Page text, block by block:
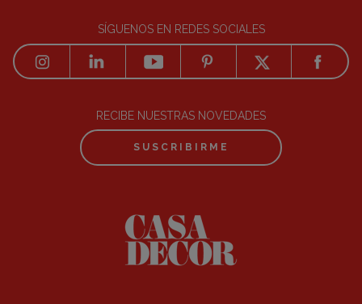
SÍGUENOS EN REDES SOCIALES
RECIBE NUESTRAS NOVEDADES
SUSCRIBIRME